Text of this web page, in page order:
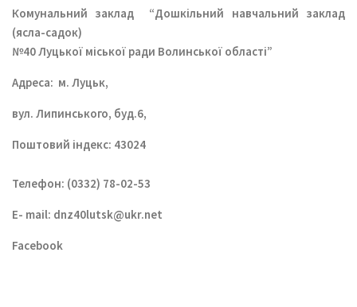
Комунальний заклад
“Дошкільний навчальний заклад
(ясла-садок)
№40 Луцької міської ради Волинської області”
Aдреса: м. Луцьк,
вул. Липинського, буд.6,
Поштовий індекс: 43024
Телефон: (0332) 78-02-53
E- mail: dnz40lutsk@ukr.net
Facebook